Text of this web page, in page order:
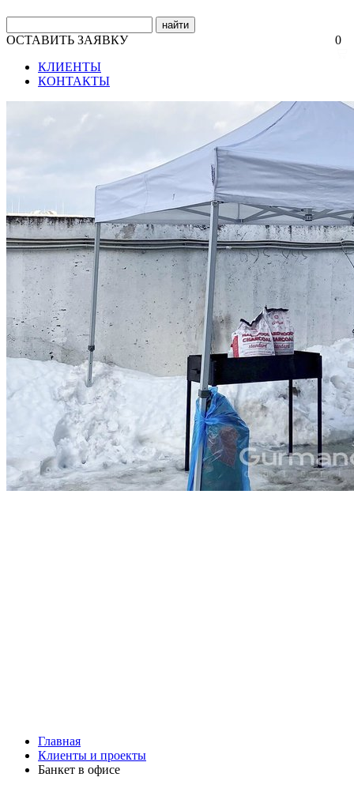
найти
0
ОСТАВИТЬ ЗАЯВКУ
КЛИЕНТЫ
КОНТАКТЫ
Главная
Клиенты и проекты
Банкет в офисе